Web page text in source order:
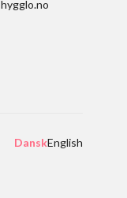
hygglo.no
DanskEnglish